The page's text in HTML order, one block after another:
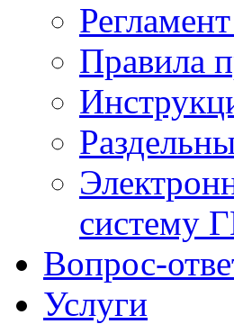
Правила
систему
Вопрос-
Услуги